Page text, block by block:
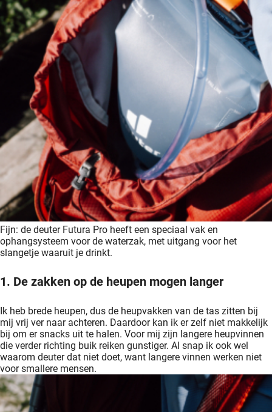
Fijn: de deuter Futura Pro heeft een speciaal vak en
ophangsysteem voor de waterzak, met uitgang voor het
slangetje waaruit je drinkt.
1. De zakken op de heupen mogen langer
Ik heb brede heupen, dus de heupvakken van de tas zitten bij
mij vrij ver naar achteren. Daardoor kan ik er zelf niet makkelijk
bij om er snacks uit te halen. Voor mij zijn langere heupvinnen
die verder richting buik reiken gunstiger. Al snap ik ook wel
waarom deuter dat niet doet, want langere vinnen werken niet
voor smallere mensen.